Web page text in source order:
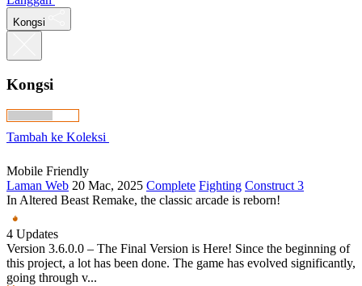
Kongsi
Kongsi
Tambah ke Koleksi
Mobile Friendly
Laman Web 20 Mac, 2025 Complete Fighting Construct 3
In Altered Beast Remake, the classic arcade is reborn!
4 Updates
Version 3.6.0.0 – The Final Version is Here! Since the beginning of
this project, a lot has been done. The game has evolved significantly,
going through v...